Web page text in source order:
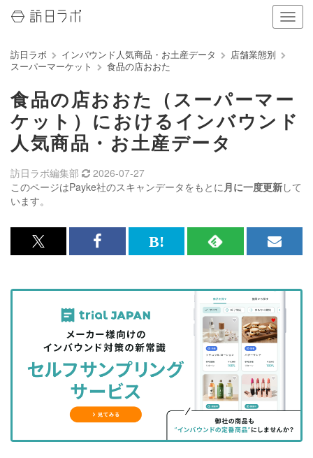
ナ
ビ
ン
の
表
り
る
訪日ラボ インバウンド人気商品・お土産データ
店舗業態別
スーパーマーケット
食品の店おおた
食品の店おおた（スーパーマー
ケット）におけるインバウンド
人気商品・お土産データ
このページはPayke社のスキャンデータをもとに月に一度更新して
います。
訪日ラボ編集部 2026-07-27
x<br>
記
を
シ
ェ
る
Facebook<br>
記
事
を
シ
ェ
ア
す
る
は
な
ッ
ク
マ
に
RSS
記
事
を
購
読
す
る
メ
マ
ガ
登
録
す
る